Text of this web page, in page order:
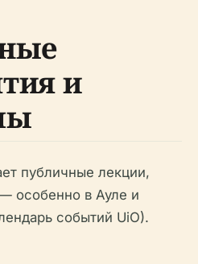
и
публичные лекции,
особенно в Ауле и
событий UiO).